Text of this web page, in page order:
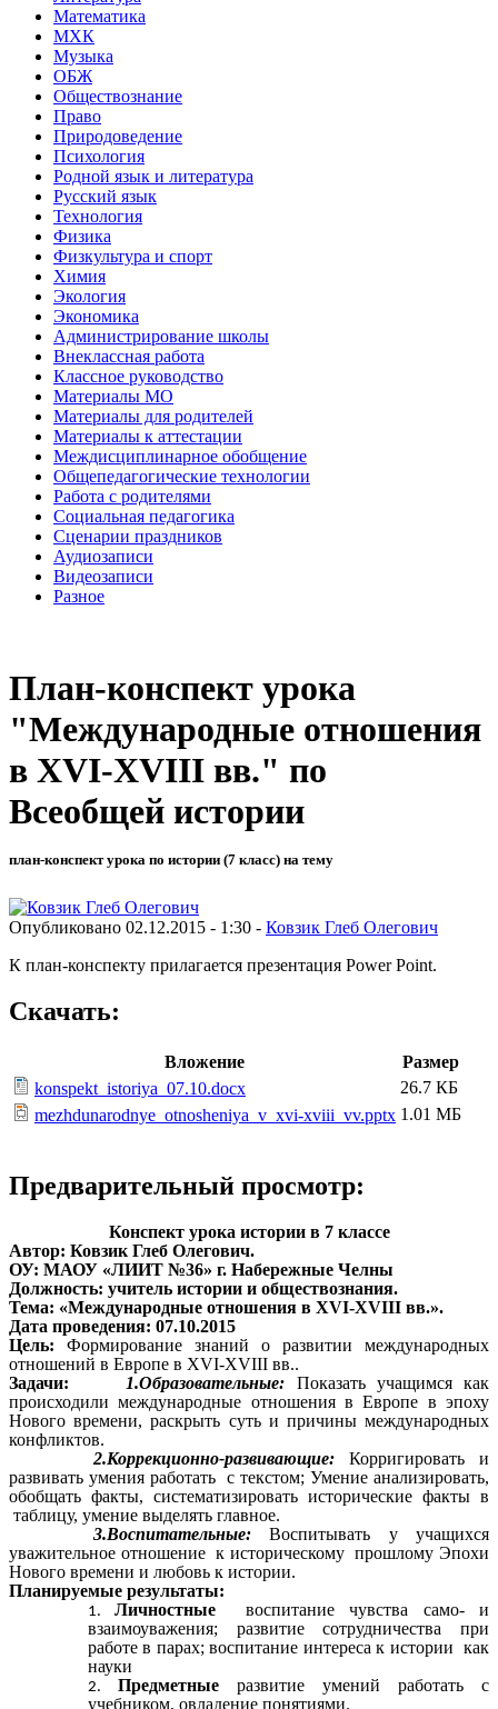
Математика
МХК
Музыка
ОБЖ
Обществознание
Право
Природоведение
Психология
Родной язык и литература
Русский язык
Технология
Физика
Физкультура и спорт
Химия
Экология
Экономика
Администрирование школы
Внеклассная работа
Классное руководство
Материалы МО
Материалы для родителей
Материалы к аттестации
Междисциплинарное обобщение
Общепедагогические технологии
Работа с родителями
Социальная педагогика
Сценарии праздников
Аудиозаписи
Видеозаписи
Разное
План-конспект урока
"Международные отношения
в XVI-XVIII вв." по
Всеобщей истории
план-конспект урока по истории (7 класс) на тему
Опубликовано 02.12.2015 - 1:30 - Ковзик Глеб Олегович
К план-конспекту прилагается презентация Power Point.
Скачать:
Вложение
Размер
konspekt_istoriya_07.10.docx
26.7 КБ
mezhdunarodnye_otnosheniya_v_xvi-xviii_vv.pptx 1.01 МБ
Предварительный просмотр:
Конспект урока истории в 7 классе
Автор: Ковзик Глеб Олегович.
ОУ: МАОУ «ЛИИТ №36» г. Набережные Челны
Должность: учитель истории и обществознания.
Тема: «Международные отношения в XVI-XVIII вв.».
Дата проведения: 07.10.2015
Цель: Формирование знаний о развитии международных
отношений в Европе в XVI-XVIII вв..
Задачи:
1.Образовательные:
Показать учащимся как
происходили международные отношения в Европе в эпоху
Нового времени, раскрыть суть и причины международных
конфликтов.
2.Коррекционно-развивающие: Корригировать и
развивать умения работать с текстом; Умение анализировать,
обобщать факты, систематизировать исторические факты в
таблицу, умение выделять главное.
3.Воспитательные:
Воспитывать у учащихся
уважительное отношение к историческому прошлому Эпохи
Нового времени и любовь к истории.
Планируемые результаты:
Личностные воспитание чувства само- и
взаимоуважения; развитие сотрудничества при
работе в парах; воспитание интереса к истории как
науки
Предметные развитие умений работать с
учебником, овладение понятиями.